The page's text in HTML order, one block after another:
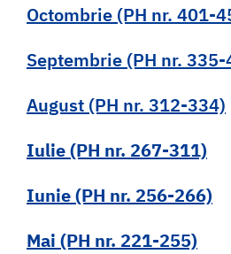
Octombrie (PH nr. 401-
Septembrie (PH nr. 335-
August (PH nr. 312-334)
Iulie (PH nr. 267-311)
Iunie (PH nr. 256-266)
Mai (PH nr. 221-255)